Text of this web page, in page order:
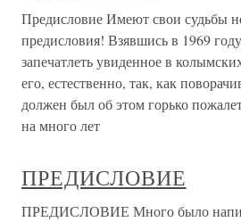
Предисловие Имеют свои судьбы
предисловия! Взявшись в 1969
запечатлеть увиденное в
его, естественно, так, как
должен был об этом горько
на много лет
ПРЕДИСЛОВИЕ
ПРЕДИСЛОВИЕ Много было